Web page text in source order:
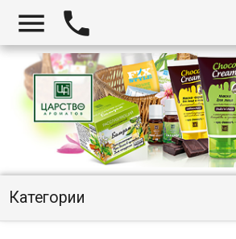
 
Категории